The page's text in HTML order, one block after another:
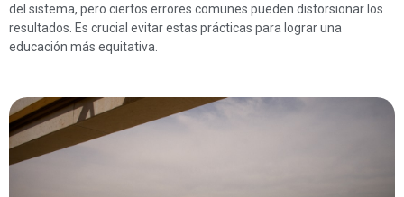
del sistema, pero ciertos errores comunes pueden distorsionar los
resultados. Es crucial evitar estas prácticas para lograr una
educación más equitativa.